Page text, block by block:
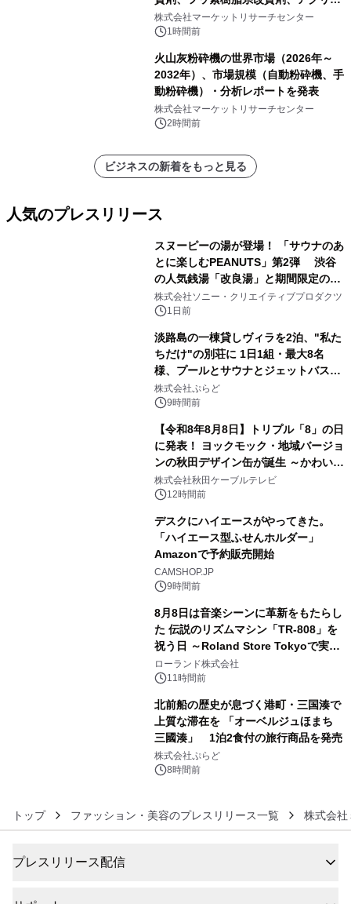
系改質剤、ポリウレタン系改質剤、ワ
ックス系改質剤）・分析レポートを発
株式会社マーケットリサーチセンター
1時間前
火山灰粉砕機の世界市場（2026年～
2032年）、市場規模（自動粉砕機、手
動粉砕機）・分析レポートを発表
株式会社マーケットリサーチセンター
2時間前
ビジネスの新着をもっと見る
人気のプレスリリース
スヌーピーの湯が登場！ 「サウナのあ
とに楽しむPEANUTS」第2弾 渋谷
の人気銭湯「改良湯」と期間限定のコ
ラボレーション サウナイキタイコラ
ボグッズも発売決定！
株式会社ソニー・クリエイティブプロダクツ
1日前
淡路島の一棟貸しヴィラを2泊、"私た
ちだけ"の別荘に 1日1組・最大8名
様、プールとサウナとジェットバス付
きで Villa Mon Temps AWAJIの連泊
素泊りプラン
株式会社ぷらど
9時間前
【令和8年8月8日】トリプル「8」の日
に発表！ ヨックモック・地域バージョ
ンの秋田デザイン缶が誕生 ～かわいい
秋田犬の子犬と秋田の四季と名所を巡
るパッケージ～ 9月1日(火)秋田県内で
株式会社秋田ケーブルテレビ
12時間前
デスクにハイエースがやってきた。
「ハイエース型ふせんホルダー」
Amazonで予約販売開始
CAMSHOP.JP
9時間前
8月8日は音楽シーンに革新をもたらし
た 伝説のリズムマシン「TR-808」を
祝う日 ～Roland Store Tokyoで実機
を展示しての 記念キャンペーンを開
催 英国ラジオ「NTS」の 特別プログ
ラムや、「TR-808」を愛する伝説的
アーティストを フィーチャーしたアニ
メーションを公開～
ローランド株式会社
11時間前
北前船の歴史が息づく港町・三国湊で
上質な滞在を 「オーベルジュほまち
三國湊」 1泊2食付の旅行商品を発売
株式会社ぷらど
8時間前
トップ ファッション・美容のプレスリリース一覧 株式会社
プレスリリース配信